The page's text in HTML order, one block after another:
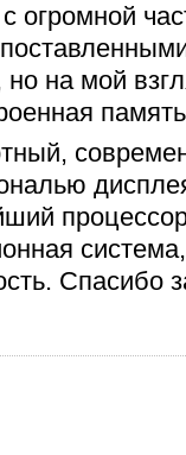
огромной
на мой
Спасибо